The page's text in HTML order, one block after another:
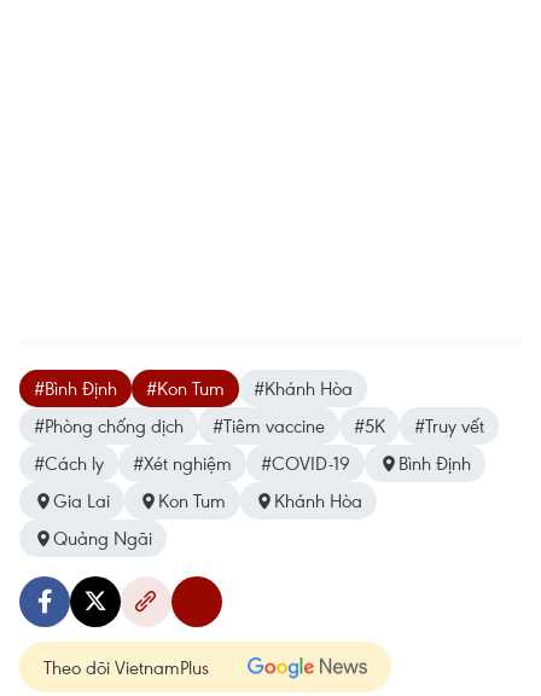
#Bình Định #Kon Tum
#Khánh Hòa
#Phòng chống dịch
#Tiêm vaccine #5K
#Truy vết
#Cách ly
#Xét nghiệm #COVID-19
Bình Định
Gia Lai
Kon Tum
Khánh Hòa
Quảng Ngãi
Theo dõi VietnamPlus